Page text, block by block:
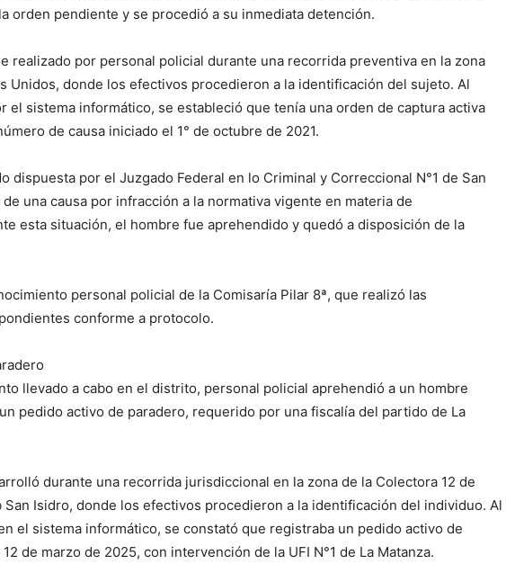
orden pendiente y se procedió a su inmediata detención.
realizado por personal policial durante una recorrida preventiva en la zona
Unidos, donde los efectivos procedieron a la identificación del sujeto. Al
el sistema informático, se estableció que tenía una orden de captura activa
de causa iniciado el 1° de octubre de 2021.
dispuesta por el Juzgado Federal en lo Criminal y Correccional N°1 de San
una causa por infracción a la normativa vigente en materia de
esta situación, el hombre fue aprehendido y quedó a disposición de la
personal policial de la Comisaría Pilar 8ª, que realizó las
conforme a protocolo.
llevado a cabo en el distrito, personal policial aprehendió a un hombre
pedido activo de paradero, requerido por una fiscalía del partido de La
durante una recorrida jurisdiccional en la zona de la Colectora 12 de
San Isidro, donde los efectivos procedieron a la identificación del individuo. Al
el sistema informático, se constató que registraba un pedido activo de
de marzo de 2025, con intervención de la UFI N°1 de La Matanza.